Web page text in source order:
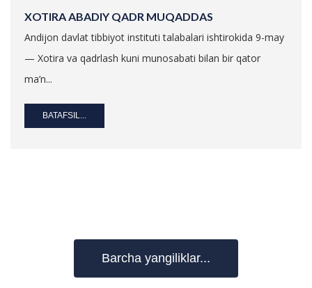
XOTIRA ABADIY QADR MUQADDAS
Andijon davlat tibbiyot instituti talabalari ishtirokida 9-may
— Xotira va qadrlash kuni munosabati bilan bir qator
ma’n...
BATAFSIL...
Barcha yangiliklar...